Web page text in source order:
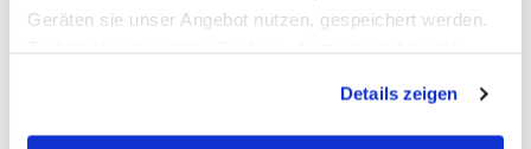
Geräten sie unser Angebot nutzen, gespeichert werden.
werden, werden bei der Nutzung der Webseite auf jeden
Fall gesetzt. Cookies von Drittanbietern für Analyse- oder
Details zeigen